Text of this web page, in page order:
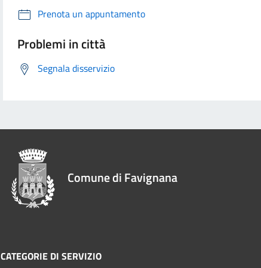
Prenota un appuntamento
Problemi in città
Segnala disservizio
Comune di Favignana
CATEGORIE DI SERVIZIO